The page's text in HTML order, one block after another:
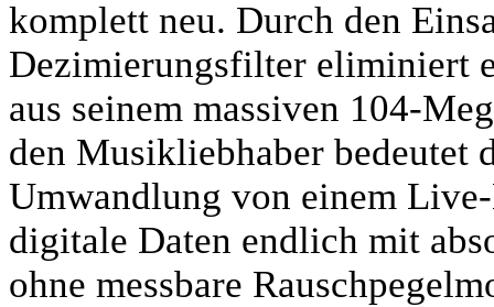
komplett neu. Durch den
Dezimierungsfilter eliminiert
aus seinem massiven 104-
den Musikliebhaber bedeutet
Umwandlung von einem
digitale Daten endlich mit
ohne messbare